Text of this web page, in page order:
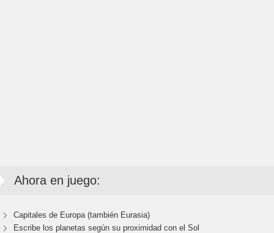
Ahora en juego:
Capitales de Europa (también Eurasia)
Escribe los planetas según su proximidad con el Sol